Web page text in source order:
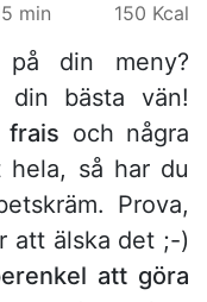
min 150 Kcal
din meny?
bästa vän!
frais och några
så har du
Prova,
att älska det ;-)
att göra